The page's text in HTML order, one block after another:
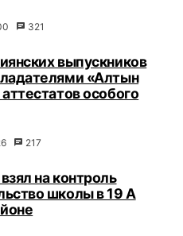
321
выпускников
«Алтын
особого
217
на контроль
школы в 19 А